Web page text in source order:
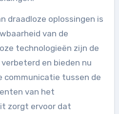
draadloze oplossingen is
van de
technologieën zijn de
en bieden nu
communicatie tussen de
van het
zorgt ervoor dat